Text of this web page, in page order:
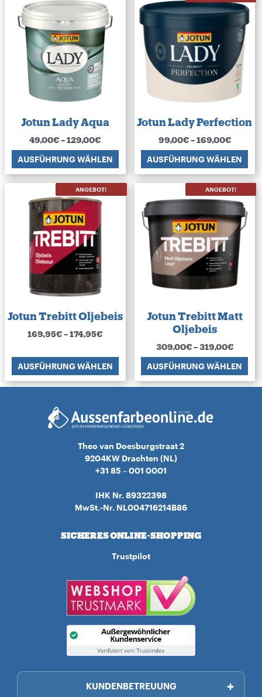
Jotun Lady Aqua
€
49,00 – €
129,00
AUSFÜHRUNG WÄHLEN
Jotun Lady Perfection
€
99,00 – €
169,00
AUSFÜHRUNG WÄHLEN
ANGEBOT!
Jotun Trebitt Oljebeis
€
169,95 – €
174,95
AUSFÜHRUNG WÄHLEN
ANGEBOT!
Jotun Trebitt Matt
Oljebeis
€
309,00 – €
319,00
AUSFÜHRUNG WÄHLEN
Theo van Doesburgstraat 2
9204KW Drachten (NL)
+31 85 – 001 0001
IHK Nr. 89322398
MwSt.-Nr. NL004716214B86
SICHERES ONLINE-SHOPPING
Trustpilot
KUNDENBETREUUNG